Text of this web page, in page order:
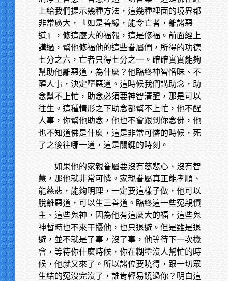
上給我們提示幾種方法，這幾種裡面的境界都
非常廣大，『如是善緣，能令亡者，離諸惡
道』，修這麼大的福報，這是修福。前面經上
講過，幫他修福他的這些眷屬們，所得的功德
七分之六，亡者只得七分之一。確確實實能夠
幫助他離惡道，為什麼？他臨終神智惛昧、不
醒人事，決定墮惡道。這時候我們講助念，助
念幫不上忙，助念必須要神智清醒，那是可以
往生。這種情形之下助念都幫不上忙，他不醒
人事，你幫他助念，他也不會跟到你念佛，他
也不知道佛是什麼，這是非常可憐的時候，死
了之後往哪一道，這是關鍵的時刻。
如果他的家親眷屬要沒有慈悲心、沒有智
慧，那他就非常可憐。家親眷屬真正能孝順、
能慈悲，能夠明理，一定要這樣子做，他可以
脫離惡道，可以生三善道。臨終這一些冤親債
主、這些鬼神，因為他有這麼大的福，這些鬼
神暫時也不來干擾他，也只退避。但是雖是退
避，並不就是了事，沒了事，他等待下一次機
會，等待你什麼時候，你在糊塗沒人幫忙的時
候，他就又來了。所以諸位要曉得，跟一切眾
生結的冤沒完沒了，誰肯輕易饒過你？明白這